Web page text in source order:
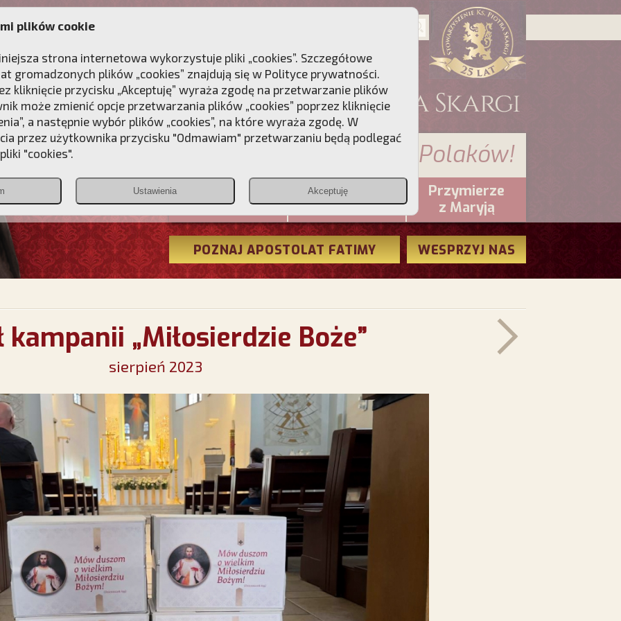
DLA DUSZY
Przebudźmy sumienia Polaków!
Christiana
PCh24.pl
Przymierze
z Maryją
POZNAJ APOSTOLAT FATIMY WESPRZYJ NAS
kampanii „Miłosierdzie Boże”
sierpień 2023
plików cookie
strona internetowa wykorzystuje pliki „cookies”. Szczegółowe
gromadzonych plików „cookies” znajdują się w Polityce prywatności.
kliknięcie przycisku „Akceptuję” wyraża zgodę na przetwarzanie plików
może zmienić opcje przetwarzania plików „cookies” poprzez kliknięcie
a następnie wybór plików „cookies”, na które wyraża zgodę. W
przez użytkownika przycisku "Odmawiam" przetwarzaniu będą podlegać
"cookies".
Ustawienia Akceptuję